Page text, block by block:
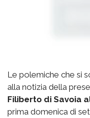
Le polemiche che si
alla notizia della
Filiberto di Savoia
prima domenica di